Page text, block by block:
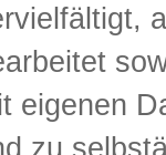
eigenen
zu